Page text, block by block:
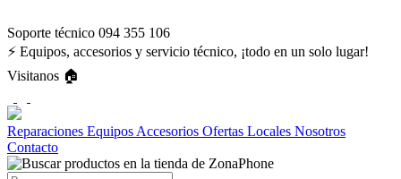
Soporte técnico 094 355 106
⚡ Equipos, accesorios y servicio técnico, ¡todo en un solo lugar!
Visitanos 🏠
Reparaciones Equipos Accesorios Ofertas Locales Nosotros
Contacto